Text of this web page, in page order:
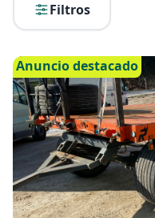
Filtros
Anuncio destacado